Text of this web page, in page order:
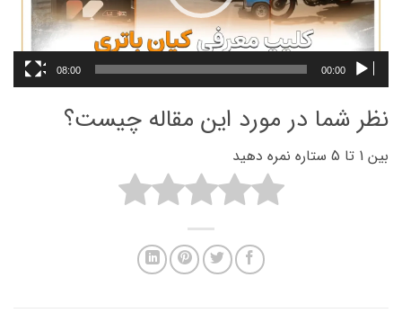
00:00
08:00
نظر شما در مورد این مقاله چیست؟
بین 1 تا 5 ستاره نمره دهید